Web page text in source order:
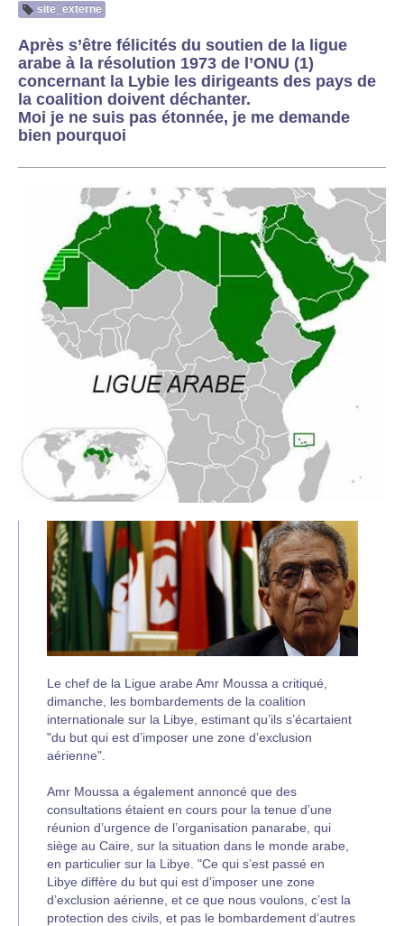
site_externe
Après s’être félicités du soutien de la ligue
arabe à la résolution 1973 de l’ONU (1)
concernant la Lybie les dirigeants des pays de
la coalition doivent déchanter.
Moi je ne suis pas étonnée, je me demande
bien pourquoi
Le chef de la Ligue arabe Amr Moussa a critiqué,
dimanche, les bombardements de la coalition
internationale sur la Libye, estimant qu’ils s’écartaient
"du but qui est d’imposer une zone d’exclusion
aérienne".
Amr Moussa a également annoncé que des
consultations étaient en cours pour la tenue d’une
réunion d’urgence de l’organisation panarabe, qui
siège au Caire, sur la situation dans le monde arabe,
en particulier sur la Libye. "Ce qui s’est passé en
Libye diffère du but qui est d’imposer une zone
d’exclusion aérienne, et ce que nous voulons, c’est la
protection des civils, et pas le bombardement d’autres